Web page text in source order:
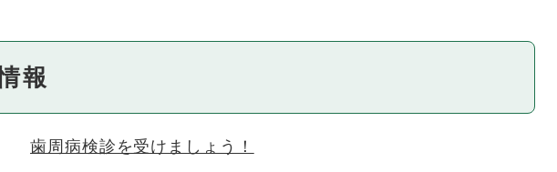
報
歯周病検診を受けましょう！